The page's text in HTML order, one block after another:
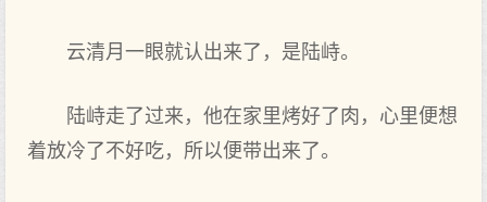
云清月一眼就认出来了，是陆峙。
陆峙走了过来，他在家里烤好了肉，心里便想
着放冷了不好吃，所以便带出来了。